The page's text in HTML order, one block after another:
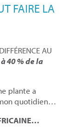
FAIRE LA
AU
40 % de la
plante a
quotidien…